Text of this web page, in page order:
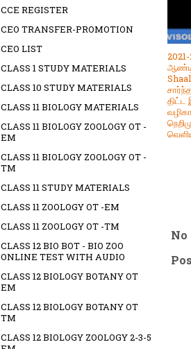
திட்ட
No
CCE REGISTER
CEO TRANSFER-PROMOTION
CEO LIST
CLASS 1 STUDY MATERIALS
CLASS 10 STUDY MATERIALS
CLASS 11 BIOLOGY MATERIALS
CLASS 11 BIOLOGY ZOOLOGY OT -
EM
CLASS 11 BIOLOGY ZOOLOGY OT -
TM
CLASS 11 STUDY MATERIALS
CLASS 11 ZOOLOGY OT -EM
CLASS 11 ZOOLOGY OT -TM
CLASS 12 BIO BOT - BIO ZOO
ONLINE TEST WITH AUDIO
CLASS 12 BIOLOGY BOTANY OT
EM
CLASS 12 BIOLOGY BOTANY OT
TM
CLASS 12 BIOLOGY ZOOLOGY 2-3-5